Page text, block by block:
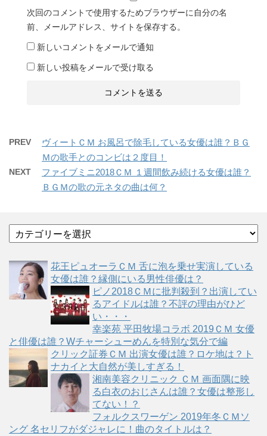
次回のコメントで使用するためブラウザーに自分の名
前、メールアドレス、サイトを保存する。
新しいコメントをメールで通知
新しい投稿をメールで受け取る
PREV
ヴィートＣＭ お風呂で除毛している女優は誰？ＢＧ
Ｍの歌手とのコンビは２度目！
NEXT
ファイブミニ2018ＣＭ １週間飲み続ける女優は誰？
ＢＧＭの歌の元ネタの曲は何？
テ
リ
花王ピュオーラＣＭ 舌に泡を乗せ実演している
女優は誰？縁側にいる男性俳優は？
ピノ2018ＣＭに批判殺到？出演してい
るアイドルは誰？不評の理由がひど
い・・・
幸楽苑 平田牧場コラボ 2019ＣＭ 女優
と俳優は誰？Wチャーシューめんを特別な気分で編
クリック証券ＣＭ 出演女優は誰？ロケ地は？ト
ナカイと大自然が美しすぎる！
湘南美容クリニック ＣＭ 画面隅に映
る白衣のおじさんは誰？女優は整形し
てない！？
フォルクスワーゲン 2019年冬ＣＭソ
ング 名セリフがダジャレに！曲のタイトルは？